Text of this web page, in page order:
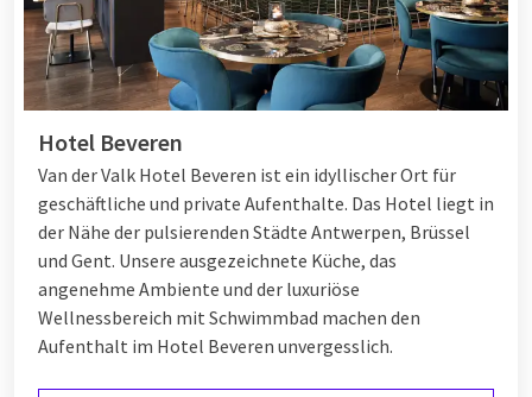
Hotel Beveren
Van der Valk Hotel Beveren ist ein idyllischer Ort für
geschäftliche und private Aufenthalte. Das Hotel liegt in
der Nähe der pulsierenden Städte Antwerpen, Brüssel
und Gent. Unsere ausgezeichnete Küche, das
angenehme Ambiente und der luxuriöse
Wellnessbereich mit Schwimmbad machen den
Aufenthalt im Hotel Beveren unvergesslich.